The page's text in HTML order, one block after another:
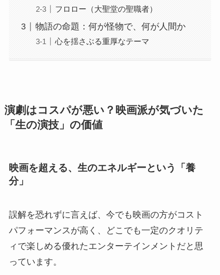
フロロー（大聖堂の聖職者）
物語の命題：何が怪物で、何が人間か
心を揺さぶる重厚なテーマ
演劇はコスパが悪い？映画派が気づいた
「生の演技」の価値
映画を超える、生のエネルギーという「養
分」
誤解を恐れずに言えば、今でも映画の方がコスト
パフォーマンスが高く、どこでも一定のクオリテ
ィで楽しめる優れたエンターテインメントだと思
っています。